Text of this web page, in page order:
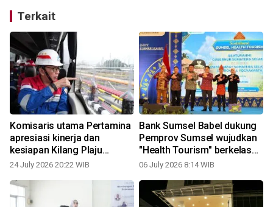
Terkait
Komisaris utama Pertamina
apresiasi kinerja dan
kesiapan Kilang Plaju
sebagai pelopor energi
24 July 2026 20:22 WIB
Bank Sumsel Babel dukung
Pemprov Sumsel wujudkan
"Health Tourism" berkelas
nasional
06 July 2026 8:14 WIB